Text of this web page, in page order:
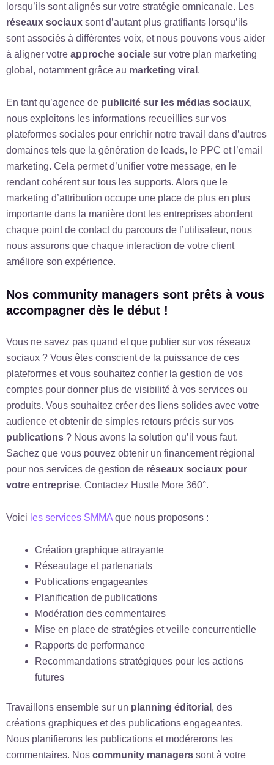
lorsqu’ils sont alignés sur votre stratégie omnicanale. Les
réseaux sociaux sont d’autant plus gratifiants lorsqu’ils
sont associés à différentes voix, et nous pouvons vous aider
à aligner votre approche sociale sur votre plan marketing
global, notamment grâce au marketing viral .
En tant qu’agence de publicité sur les médias sociaux,
nous exploitons les informations recueillies sur vos
plateformes sociales pour enrichir notre travail dans d’autres
domaines tels que la génération de leads, le PPC et l’email
marketing. Cela permet d’unifier votre message, en le
rendant cohérent sur tous les supports. Alors que le
marketing d’attribution occupe une place de plus en plus
importante dans la manière dont les entreprises abordent
chaque point de contact du parcours de l’utilisateur, nous
nous assurons que chaque interaction de votre client
améliore son expérience.
Nos community managers sont prêts à vous
accompagner dès le début !
Vous ne savez pas quand et que publier sur vos réseaux
sociaux ? Vous êtes conscient de la puissance de ces
plateformes et vous souhaitez confier la gestion de vos
comptes pour donner plus de visibilité à vos services ou
produits. Vous souhaitez créer des liens solides avec votre
audience et obtenir de simples retours précis sur vos
publications ? Nous avons la solution qu’il vous faut.
Sachez que vous pouvez obtenir un financement régional
pour nos services de gestion de réseaux sociaux pour
votre entreprise. Contactez Hustle More 360°.
Voici les services SMMA que nous proposons :
Création graphique attrayante
Réseautage et partenariats
Publications engageantes
Planification de publications
Modération des commentaires
Mise en place de stratégies et veille concurrentielle
Rapports de performance
Recommandations stratégiques pour les actions
futures
Travaillons ensemble sur un planning éditorial , des
créations graphiques et des publications engageantes.
Nous planifierons les publications et modérerons les
commentaires. Nos community managers sont à votre